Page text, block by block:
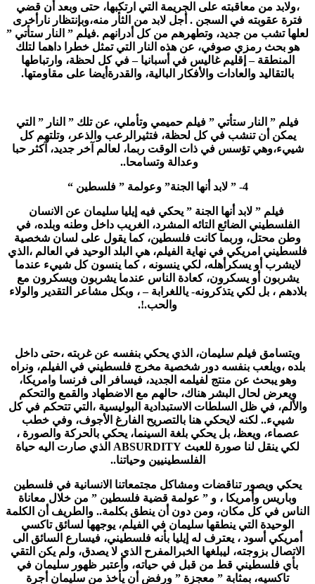
،ولابد من معاقبته على الجريمة التي ارتكبها، حتى وبعد أن قضي
فترة عقوبته في السجن . أجل لابد من الثأر منه،وبإنتظار نارأخرى
لعلها تشب من جديد، وتطهرهم من كل أدرانهم .فيلم ” النار ستأتي ”
هو بحث رمزي صوفي، عن هذه النار التي تمثل خطرا داهما لتلك
المنطقة – إقليم غاليس في أسبانيا – في كل لحظة، وارتباطها
بالتقاليد والعادات والأفكار البالية، والقدرةأيضا على مقاومتها.
فيلم ” النار ستأتي ” فيلم حميمي وتأملي، عن تلك ” النار ” التي
يمكن أن تنشب في كل لحظة، فتثيرالرعب والذعر، وتلتهم كل
شييء،وهي تؤسس في ذات الوقت ربما، لعالم آخر جديد، آكثر حبا
وعدالة وتسامحا..
4- ” لابد أنها الجنة” وعولمة ” فلسطين “
فيلم ” لابد أنها الجنة ” يحكي فيه إيليا سليمان عن الانسان
الفلسطيني الضائع التائه المشرد، الغريب داخل وطنه وبلده، في
وطن محتل، وربما كانت فلسطين، كما يقول على لسان شخصية
فلسطيني امريكي في نهاية الفيلم، هي البلد الوحيد في العالم ،الذي
لايشرب أو يسكرأهله، لكي ينسونه ، كما ينسون كل شييء عندما
يشربون أو يسكرون، كعادة الناس عندما يشربون ويسكرون مع
بلادهم ، بل لكي يتذكرونه- ياللغرابة – ، وبكل مشاعر التقدير والولاء
والحب.!.
ويتسامق فيلم سليمان، الذي يحكي بنفسه عن غربته ،حتى داخل
بلده ،ويلعب بنفسه دور شخصية مخرج فلسطيني في الفيلم، ونراه
وهو يبحث عن منتج لفيلمه الجديد، فيسافر الى فرنسا وامريكا،
ويعرض لحال البشر هناك، حالهم مع الاضطهاد والقمع والتحكم
والألم، في ظل السلطات الاستبدادية البوليسية ،التي تتحكم في كل
شييء.. لكنه لايحكي هنا بالتصريح الفارغ الأجوف، وفي خطب
عصماء، ويعظ، بل يحكي بلغة السينما، يحكي بالحركة والصورة ،
لكي ينقل لنا صورة للعبث ABSURDITY الذي صارت اليه حياة
الفلسطينيين وحياتنا..
يحكي ويصور تناقضات ومشاكل مجتمعاتنا الانسانية في فلسطين
وباريس وأمريكا ، و ” عولمة قضية فلسطين ” من خلال معاناة
الناس في كل مكان، ومن دون أن ينطق بكلمة.. والطريف أن الكلمة
الوحيدة التي ينطقها سليمان في الفيلم، يوجهها لسائق تاكسي
أمريكي أسود ، يعترف له إيليا بأنه فلسطيني، فيسارع السائق الى
الاتصال بزوجته، ليبلغها الخبرالمفرح الذي لا يصدق، ولم يكن التقي
بأي فلسطيني قط من قبل في حياته، وأعتبر ظهور سليمان في
تاكسيه، بمثابة ” معجزة ” ورفض أن يأخذ من سليمان أجرة